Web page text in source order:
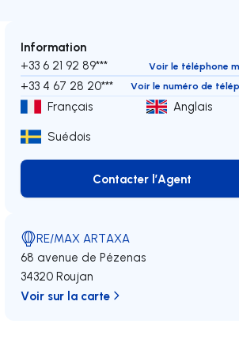
Information
+33 6 21 92 89*** Voir le téléphone
+33 4 67 28 20*** Voir le numéro de
Français
Anglais
Suédois
Contacter l’Agent
Contacter l’Agent
RE/MAX ARTAXA
68 avenue de Pézenas
34320 Roujan
Voir sur la carte